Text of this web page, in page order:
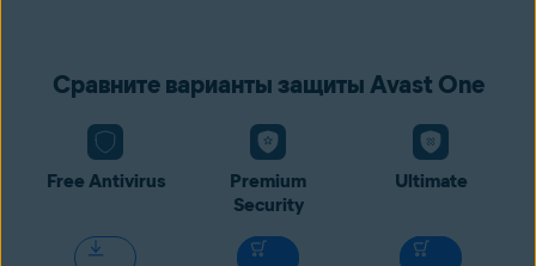
Сравните варианты защиты Avast One
Free Antivirus
Premium
Security
Ultimate